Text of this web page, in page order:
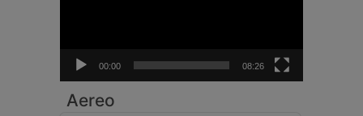
00:00 08:26
Aereo